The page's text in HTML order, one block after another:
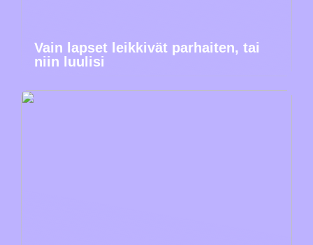
Vain lapset leikkivät parhaiten, tai
niin luulisi